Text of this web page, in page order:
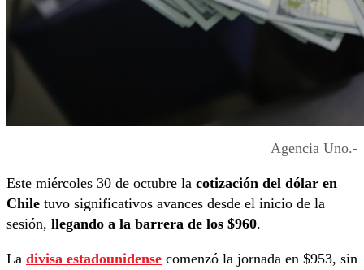
Agencia Uno.-
Este miércoles 30 de octubre la cotización del dólar en
Chile tuvo significativos avances desde el inicio de la
sesión, llegando a la barrera de los $960.
La divisa estadounidense comenzó la jornada en $953, sin